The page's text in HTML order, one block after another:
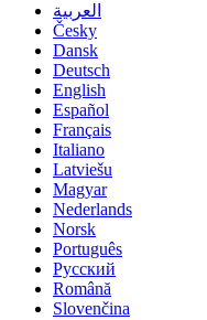
العربية
Česky
Dansk
Deutsch
English
Español
Français
Italiano
Latviešu
Magyar
Nederlands
Norsk
Português
Русский
Română
Slovenčina